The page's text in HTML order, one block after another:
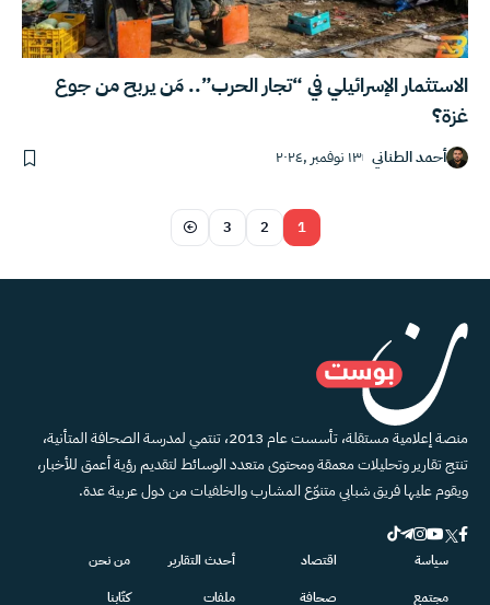
الاستثمار الإسرائيلي في “تجار الحرب”.. مَن يربح من جوع
غزة؟
أحمد الطناني ١٣ نوفمبر ,٢٠٢٤
1
2
3
منصة إعلامية مستقلة، تأسست عام 2013، تنتمي لمدرسة الصحافة المتأنية،
تنتج تقارير وتحليلات معمقة ومحتوى متعدد الوسائط لتقديم رؤية أعمق للأخبار،
ويقوم عليها فريق شبابي متنوّع المشارب والخلفيات من دول عربية عدة.
سياسة
مجتمع
اقتصاد
صحافة
أحدث التقارير
ملفات
من نحن
كتّابنا